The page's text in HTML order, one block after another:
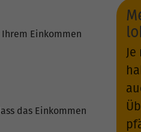
Einkommen
das Einkommen